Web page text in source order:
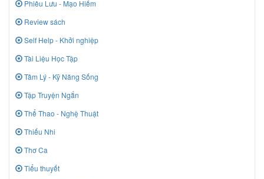
Phiêu Lưu - Mạo Hiểm
Review sách
Self Help - Khởi nghiệp
Tài Liệu Học Tập
Tâm Lý - Kỹ Năng Sống
Tập Truyện Ngắn
Thể Thao - Nghệ Thuật
Thiếu Nhi
Thơ Ca
Tiểu thuyết